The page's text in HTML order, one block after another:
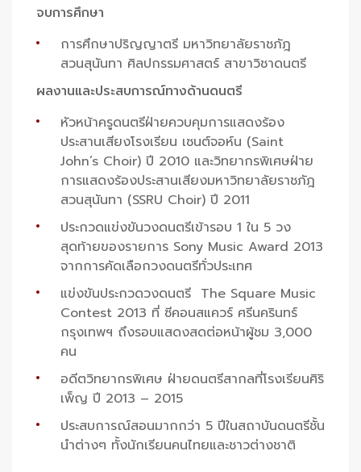
จบการศึกษา
การศึกษาปริญญาตรี มหาวิทยาลัยราชภัฎ
สวนสุนันทา ศิลปกรรมศาสตร์ สาขาวิชาดนตรี
ผลงานและประสบการณ์ทางด้านดนตรี
หัวหน้าครูดนตรีฝ่ายควบคุมการแสดงร้อง
ประสานเสียงโรงเรียน เซนต์จอห์น (Saint
John’s Choir) ปี 2010 และวิทยากรพิเศษฝ่าย
การแสดงร้องประสานเสียงมหาวิทยาลัยราชภัฎ
สวนสุนันทา (SSRU Choir) ปี 2011
ประกวดแข่งขันวงดนตรีเข้ารอบ 1 ใน 5 วง
สุดท้ายของรายการ Sony Music Award 2013
จากการคัดเลือกวงดนตรีทั่วประเทศ
แข่งขันประกวดวงดนตรี The Square Music
Contest 2013 ที่ ซีคอนสแควร์ ศรีนครินทร์
กรุงเทพฯ ถึงรอบแสดงสดต่อหน้าผู้ชม 3,000
คน
อดีตวิทยากรพิเศษ ฝ่ายดนตรีสากลที่โรงเรียนศิริ
เพ็ญ ปี 2013 – 2015
ประสบการณ์สอนมากกว่า 5 ปีในสถาบันดนตรีชั้น
นำต่างๆ ทั้งนักเรียนคนไทยและชาวต่างชาติ